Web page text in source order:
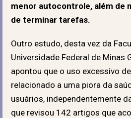
menor autocontrole, além de
de terminar tarefas.
Outro estudo, desta vez da
Universidade Federal de Minas
apontou que o uso excessivo
relacionado a uma piora da
usuários, independentemente
que revisou 142 artigos que